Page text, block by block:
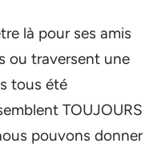
là pour ses amis
ou traversent une
tous été
TOUJOURS
pouvons donner